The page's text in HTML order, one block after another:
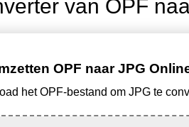
van OPF
OPF naar JPG
het OPF-bestand om JPG te